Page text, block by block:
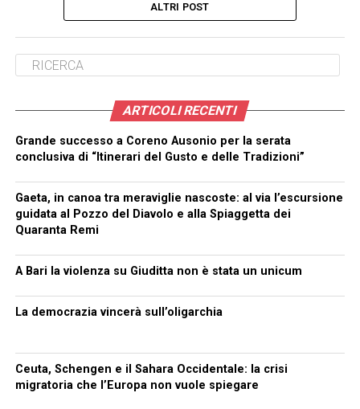
ALTRI POST
ARTICOLI RECENTI
Grande successo a Coreno Ausonio per la serata
conclusiva di “Itinerari del Gusto e delle Tradizioni”
Gaeta, in canoa tra meraviglie nascoste: al via l’escursione
guidata al Pozzo del Diavolo e alla Spiaggetta dei
Quaranta Remi
A Bari la violenza su Giuditta non è stata un unicum
La democrazia vincerà sull’oligarchia
Ceuta, Schengen e il Sahara Occidentale: la crisi
migratoria che l’Europa non vuole spiegare